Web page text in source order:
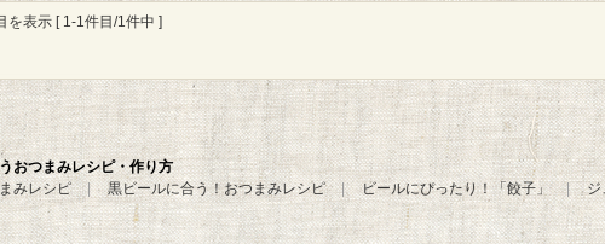
を表示 [ 1-1件目/1件中 ]
おつまみレシピ・作り方
みレシピ
黒ビールに合う！おつまみレシピ ビールにぴったり！「餃子」 ジ